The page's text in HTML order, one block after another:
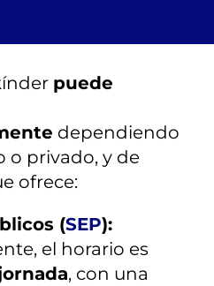
puede
dependiendo
o privado, y de
ofrece:
(SEP):
el horario es
, con una